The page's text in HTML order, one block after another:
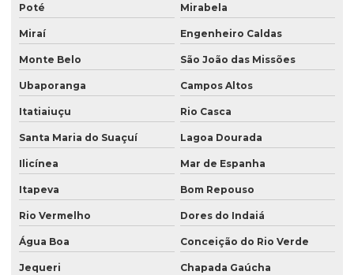
Poté Mirabela
Miraí Engenheiro Caldas
Monte Belo São João das Missões
Ubaporanga Campos Altos
Itatiaiuçu Rio Casca
Santa Maria do Suaçuí Lagoa Dourada
Ilicínea Mar de Espanha
Itapeva Bom Repouso
Rio Vermelho Dores do Indaiá
Água Boa Conceição do Rio Verde
Jequeri Chapada Gaúcha